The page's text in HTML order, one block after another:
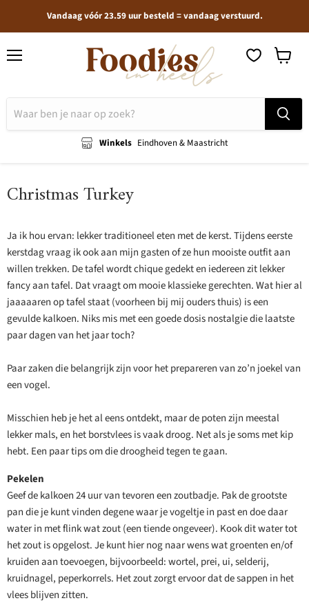
Vandaag vóór 23.59 uur besteld = vandaag verstuurd.
Winkels Eindhoven & Maastricht
Christmas Turkey
Ja ik hou ervan: lekker traditioneel eten met de kerst. Tijdens eerste
kerstdag vraag ik ook aan mijn gasten of ze hun mooiste outfit aan
willen trekken. De tafel wordt chique gedekt en iedereen zit lekker
fancy aan tafel. Dat vraagt om mooie klassieke gerechten. Wat hier al
jaaaaaren op tafel staat (voorheen bij mij ouders thuis) is een
gevulde kalkoen. Niks mis met een goede dosis nostalgie die laatste
paar dagen van het jaar toch?
Paar zaken die belangrijk zijn voor het prepareren van zo’n joekel van
een vogel.
Misschien heb je het al eens ontdekt, maar de poten zijn meestal
lekker mals, en het borstvlees is vaak droog. Net als je soms met kip
hebt. Een paar tips om die droogheid tegen te gaan.
Pekelen
Geef de kalkoen 24 uur van tevoren een zoutbadje. Pak de grootste
pan die je kunt vinden degene waar je vogeltje in past en doe daar
water in met flink wat zout (een tiende ongeveer). Kook dit water tot
het zout is opgelost. Je kunt hier nog naar wens wat groenten en/of
kruiden aan toevoegen, bijvoorbeeld: wortel, prei, ui, selderij,
kruidnagel, peperkorrels. Het zout zorgt ervoor dat de sappen in het
vlees blijven zitten.